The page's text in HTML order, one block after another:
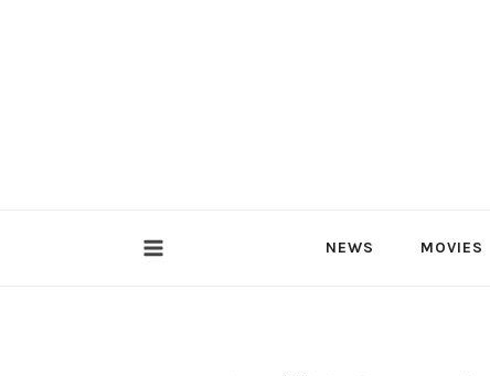
NEWS MOVIES